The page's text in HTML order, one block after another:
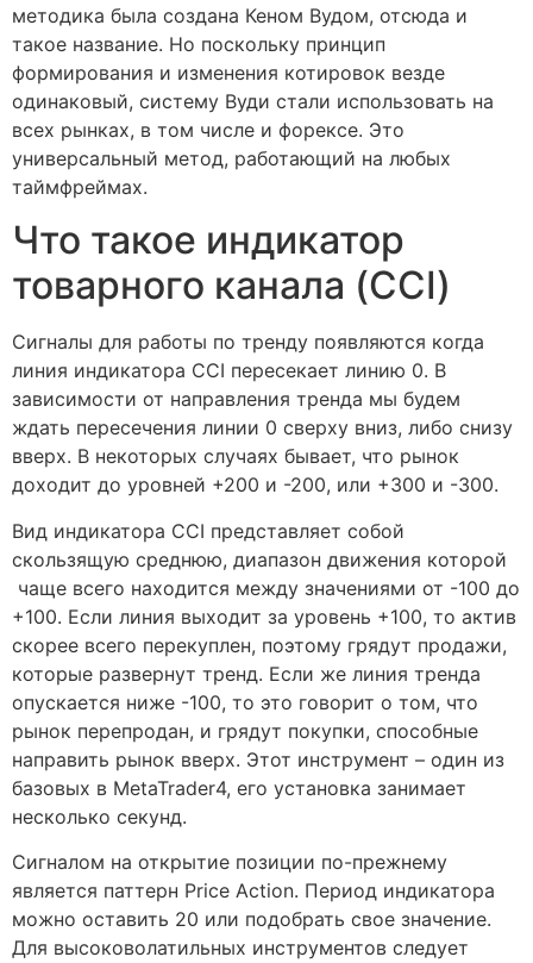
методика была создана Кеном Вудом, отсюда и
такое название. Но поскольку принцип
формирования и изменения котировок везде
одинаковый, систему Вуди стали использовать на
всех рынках, в том числе и форексе. Это
универсальный метод, работающий на любых
таймфреймах.
Что такое индикатор
товарного канала (CCI)
Сигналы для работы по тренду появляются когда
линия индикатора CCI пересекает линию 0. В
зависимости от направления тренда мы будем
ждать пересечения линии 0 сверху вниз, либо снизу
вверх. В некоторых случаях бывает, что рынок
доходит до уровней +200 и -200, или +300 и -300.
Вид индикатора CCI представляет собой
скользящую среднюю, диапазон движения которой
чаще всего находится между значениями от -100 до
+100. Если линия выходит за уровень +100, то актив
скорее всего перекуплен, поэтому грядут продажи,
которые развернут тренд. Если же линия тренда
опускается ниже -100, то это говорит о том, что
рынок перепродан, и грядут покупки, способные
направить рынок вверх. Этот инструмент – один из
базовых в MetaTrader4, его установка занимает
несколько секунд.
Сигналом на открытие позиции по-прежнему
является паттерн Price Action. Период индикатора
можно оставить 20 или подобрать свое значение.
Для высоковолатильных инструментов следует